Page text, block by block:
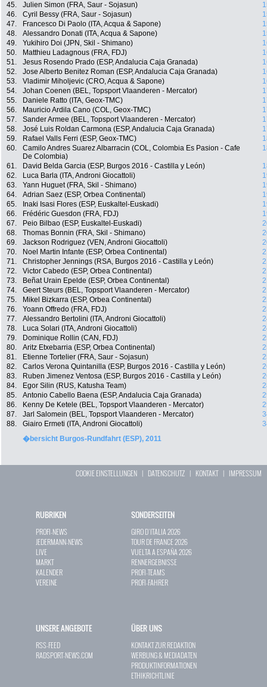
45.
Julien Simon (FRA, Saur - Sojasun)
46.
Cyril Bessy (FRA, Saur - Sojasun)
47.
Francesco Di Paolo (ITA, Acqua & Sapone)
48.
Alessandro Donati (ITA, Acqua & Sapone)
49.
Yukihiro Doi (JPN, Skil - Shimano)
50.
Matthieu Ladagnous (FRA, FDJ)
51.
Jesus Rosendo Prado (ESP, Andalucia Caja Granada)
52.
Jose Alberto Benitez Roman (ESP, Andalucia Caja Granada)
53.
Vladimir Miholjevic (CRO, Acqua & Sapone)
54.
Johan Coenen (BEL, Topsport Vlaanderen - Mercator)
55.
Daniele Ratto (ITA, Geox-TMC)
56.
Mauricio Ardila Cano (COL, Geox-TMC)
57.
Sander Armee (BEL, Topsport Vlaanderen - Mercator)
58.
José Luis Roldan Carmona (ESP, Andalucia Caja Granada)
59.
Rafael Valls Ferri (ESP, Geox-TMC)
60.
Camilo Andres Suarez Albarracin (COL, Colombia Es Pasion - Cafe
De Colombia)
61. David Belda Garcia (ESP, Burgos 2016 - Castilla y León)
62.
Luca Barla (ITA, Androni Giocattoli)
63.
Yann Huguet (FRA, Skil - Shimano)
64.
Adrian Saez (ESP, Orbea Continental)
65.
Inaki Isasi Flores (ESP, Euskaltel-Euskadi)
66.
Frédéric Guesdon (FRA, FDJ)
67.
Peio Bilbao (ESP, Euskaltel-Euskadi)
68.
Thomas Bonnin (FRA, Skil - Shimano)
69.
Jackson Rodriguez (VEN, Androni Giocattoli)
70.
Noel Martin Infante (ESP, Orbea Continental)
71.
Christopher Jennings (RSA, Burgos 2016 - Castilla y León)
72.
Victor Cabedo (ESP, Orbea Continental)
73.
Beñat Urain Epelde (ESP, Orbea Continental)
74.
Geert Steurs (BEL, Topsport Vlaanderen - Mercator)
75.
Mikel Bizkarra (ESP, Orbea Continental)
76.
Yoann Offredo (FRA, FDJ)
77.
Alessandro Bertolini (ITA, Androni Giocattoli)
78.
Luca Solari (ITA, Androni Giocattoli)
79.
Dominique Rollin (CAN, FDJ)
80.
Aritz Etxebarria (ESP, Orbea Continental)
81.
Etienne Tortelier (FRA, Saur - Sojasun)
82.
Carlos Verona Quintanilla (ESP, Burgos 2016 - Castilla y León)
83.
Ruben Jimenez Ventosa (ESP, Burgos 2016 - Castilla y León)
84.
Egor Silin (RUS, Katusha Team)
85.
Antonio Cabello Baena (ESP, Andalucia Caja Granada)
86.
Kenny De Ketele (BEL, Topsport Vlaanderen - Mercator)
87.
Jarl Salomein (BEL, Topsport Vlaanderen - Mercator)
88.
Giairo Ermeti (ITA, Androni Giocattoli)
�bersicht Burgos-Rundfahrt (ESP), 2011
COOKIE EINSTELLUNGEN | DATENSCHUTZ | KONTAKT| IMPRESSUM
RUBRIKEN
PROFI-NEWS
JEDERMANN-NEWS
LIVE
MARKT
KALENDER
VEREINE
SONDERSEITEN
GIRO D`ITALIA 2026
TOUR DE FRANCE 2026
VUELTA A ESPAÑA 2026
RENNERGEBNISSE
PROFI-TEAMS
PROFI-FAHRER
UNSERE ANGEBOTE
RSS-FEED
RADSPORT-NEWS.COM
ÜBER UNS
KONTAKT ZUR REDAKTION
WERBUNG & MEDIADATEN
PRODUKTINFORMATIONEN
ETHIKRICHTLINIE